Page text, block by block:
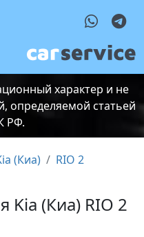
характер и не
определяемой статьей
РФ.
(Киа)
RIO 2
Kia (Киа) RIO 2